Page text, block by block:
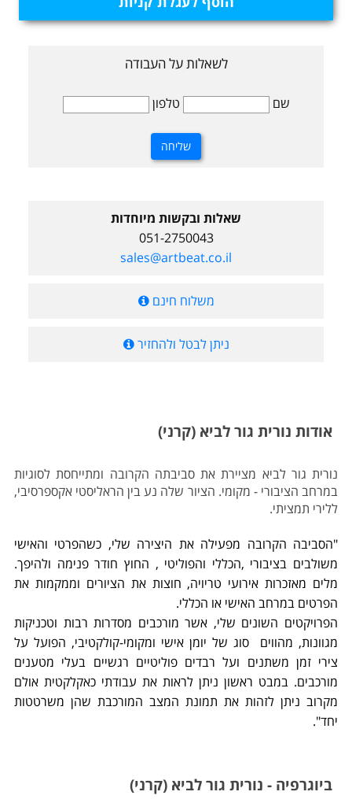
לשאלות על העבודה
שם טלפון
שאלות ובקשות מיוחדות
051-2750043
sales@artbeat.co.il
משלוח חינם
ניתן לבטל ולהחזיר
אודות נורית גור לביא (קרני)
נורית גור לביא מציירת את סביבתה הקרובה ומתייחסת לסוגיות
במרחב הציבורי - מקומי. הציור שלה נע בין הראליסטי אקספרסיבי,
ללירי תמציתי.
"הסביבה הקרובה מפעילה את היצירה שלי, כשהפרטי והאישי
משולבים בציבורי ,הכללי והפוליטי , החוץ חודר פנימה ולהיפך.
מלים מאזכרות אירועי טריויה, חוצות את הציורים וממקמות את
הפרטים במרחב האישי או הכללי.
הפרויקטים השונים שלי, אשר מורכבים מסדרות רבות וטכניקות
מגוונות, מהווים סוג של יומן אישי ומקומי-קולקטיבי, הפועל על
צירי זמן משתנים ועל רבדים פוליטיים רגשיים בעלי מטענים
מורכבים. במבט ראשון ניתן לראות את עבודתי כאקלקטית אולם
מקרוב ניתן לזהות את תמונת המצב המורכבת שהן משרטטות
יחד".
ביוגרפיה - נורית גור לביא (קרני)